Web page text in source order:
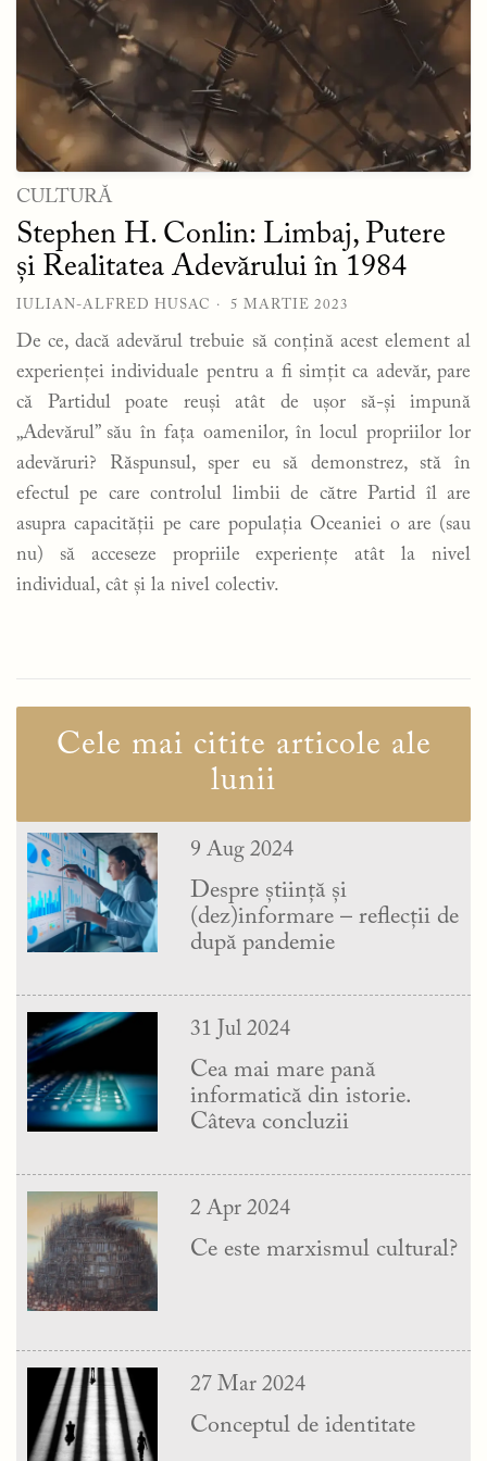
CULTURĂ
Stephen H. Conlin: Limbaj, Putere
și Realitatea Adevărului în 1984
IULIAN-ALFRED HUSAC 5 MARTIE 2023
De ce, dacă adevărul trebuie să conțină acest element al
experienței individuale pentru a fi simțit ca adevăr, pare
că Partidul poate reuși atât de ușor să-și impună
„Adevărul” său în fața oamenilor, în locul propriilor lor
adevăruri? Răspunsul, sper eu să demonstrez, stă în
efectul pe care controlul limbii de către Partid îl are
asupra capacității pe care populația Oceaniei o are (sau
nu) să acceseze propriile experiențe atât la nivel
individual, cât și la nivel colectiv.
Cele mai citite articole ale
lunii
9 Aug 2024
Despre știință și
(dez)informare – reflecții de
după pandemie
31 Jul 2024
Cea mai mare pană
informatică din istorie.
Câteva concluzii
2 Apr 2024
Ce este marxismul cultural?
27 Mar 2024
Conceptul de identitate